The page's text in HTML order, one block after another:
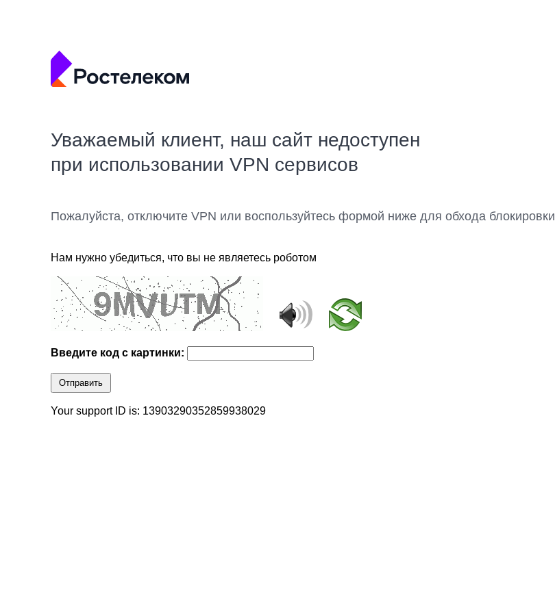
Уважаемый клиент, наш сайт недоступен
при использовании VPN сервисов
Пожалуйста, отключите VPN или воспользуйтесь формой ниже для обхода блокировки
Нам нужно убедиться, что вы не являетесь роботом
Введите код с картинки:
Отправить
Your support ID is: 13903290352859938029